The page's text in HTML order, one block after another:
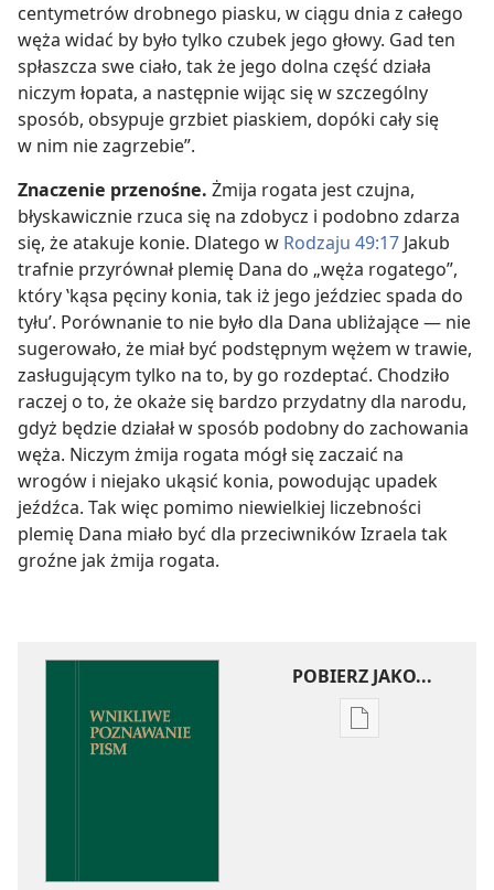
centymetrów drobnego piasku, w ciągu dnia z całego
węża widać by było tylko czubek jego głowy. Gad ten
spłaszcza swe ciało, tak że jego dolna część działa
niczym łopata, a następnie wijąc się w szczególny
sposób, obsypuje grzbiet piaskiem, dopóki cały się
w nim nie zagrzebie”.
Znaczenie przenośne. Żmija rogata jest czujna,
błyskawicznie rzuca się na zdobycz i podobno zdarza
się, że atakuje konie. Dlatego w Rodzaju 49:17 Jakub
trafnie przyrównał plemię Dana do „węża rogatego”,
który ‛kąsa pęciny konia, tak iż jego jeździec spada do
tyłu’. Porównanie to nie było dla Dana ubliżające — nie
sugerowało, że miał być podstępnym wężem w trawie,
zasługującym tylko na to, by go rozdeptać. Chodziło
raczej o to, że okaże się bardzo przydatny dla narodu,
gdyż będzie działał w sposób podobny do zachowania
węża. Niczym żmija rogata mógł się zaczaić na
wrogów i niejako ukąsić konia, powodując upadek
jeźdźca. Tak więc pomimo niewielkiej liczebności
plemię Dana miało być dla przeciwników Izraela tak
groźne jak żmija rogata.
POBIERZ JAKO...
Ustawienia